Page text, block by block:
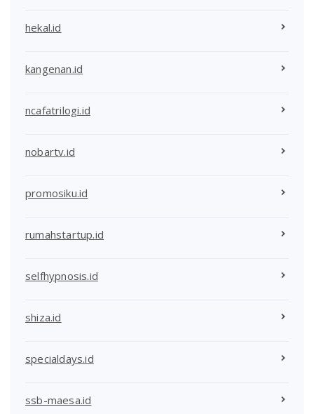
hekal.id
kangenan.id
ncafatrilogi.id
nobartv.id
promosiku.id
rumahstartup.id
selfhypnosis.id
shiza.id
specialdays.id
ssb-maesa.id